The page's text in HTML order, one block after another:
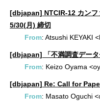
[dbjapan] NTCIR-12 カンフ
5/30(月) 締切
From: Atsushi KEYAKI
[dbjapan] 「不満調査データ
From: Keizo Oyama
[dbjapan] Re: Call for
From: Masato Oguchi